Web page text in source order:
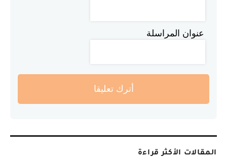
عنوان المراسلة
أترك تعليقا
المقالات الأكثر قراءة